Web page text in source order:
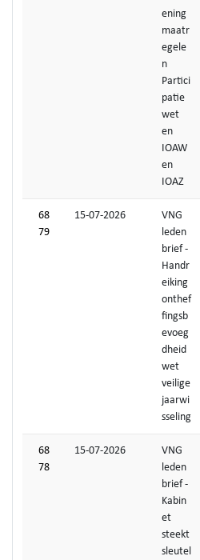
ening
maatr
egele
n
Partici
patie
wet
en
IOAW
en
IOAZ
68
79
15-07-2026
VNG
leden
brief -
Handr
eiking
onthef
fingsb
evoeg
dheid
wet
veilige
jaarwi
sseling
68
78
15-07-2026
VNG
leden
brief -
Kabin
et
steekt
sleutel